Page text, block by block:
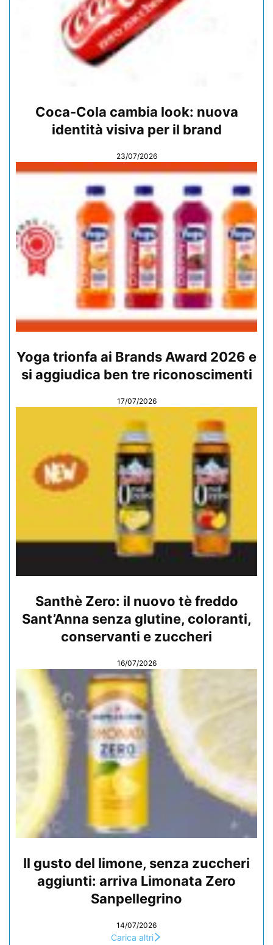
Coca-Cola cambia look: nuova
identità visiva per il brand
23/07/2026
Yoga trionfa ai Brands Award 2026 e
si aggiudica ben tre riconoscimenti
17/07/2026
Santhè Zero: il nuovo tè freddo
Sant’Anna senza glutine, coloranti,
conservanti e zuccheri
16/07/2026
Il gusto del limone, senza zuccheri
aggiunti: arriva Limonata Zero
Sanpellegrino
14/07/2026
Carica altri